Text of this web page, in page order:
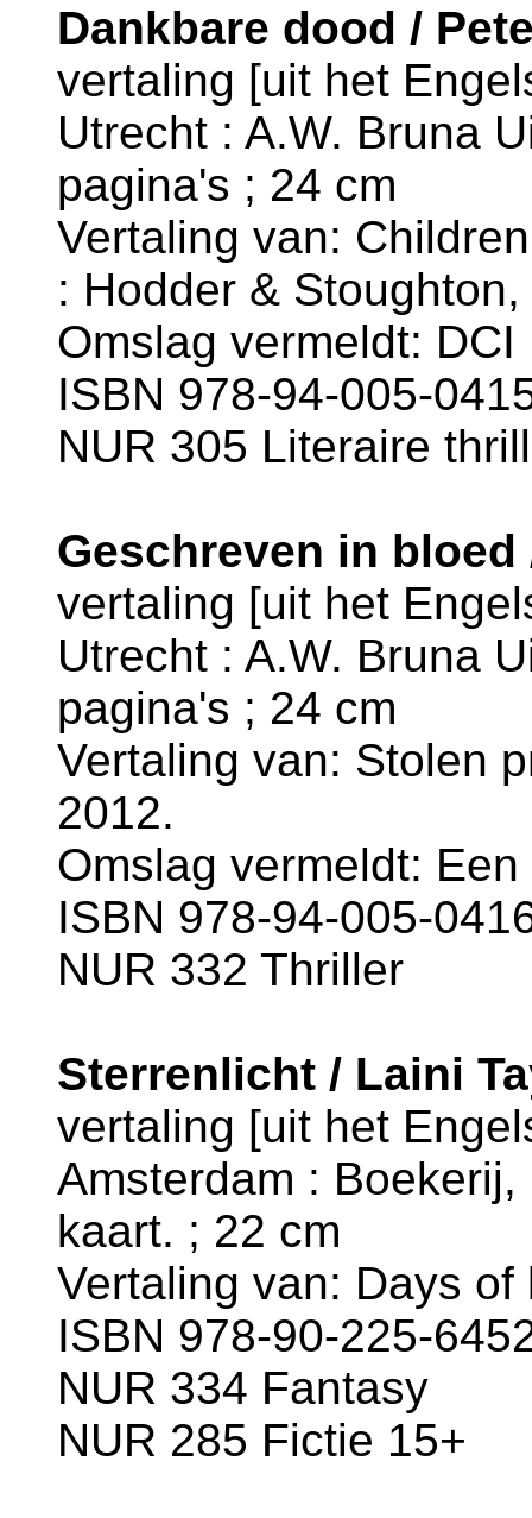
Dankbare dood /
vertaling [uit het
Utrecht : A.W. Bruna
pagina's ; 24 cm
Vertaling van:
: Hodder &
Omslag vermeldt: DCI
ISBN 978-94-005-
NUR 305 Literaire
Geschreven in
vertaling [uit het
Utrecht : A.W. Bruna
pagina's ; 24 cm
Vertaling van: Stolen
2012.
Omslag vermeldt:
ISBN 978-94-005-
NUR 332 Thriller
Sterrenlicht / Laini
vertaling [uit het
Amsterdam :
kaart. ; 22 cm
Vertaling van: Days
ISBN 978-90-225-
NUR 334 Fantasy
NUR 285 Fictie 15+